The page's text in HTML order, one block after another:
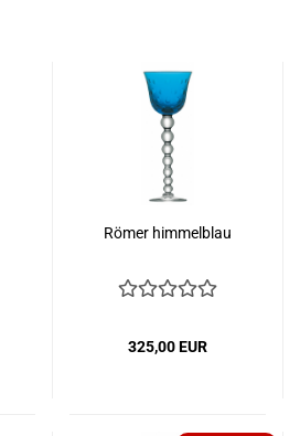
Römer himmelblau
325,00 EUR